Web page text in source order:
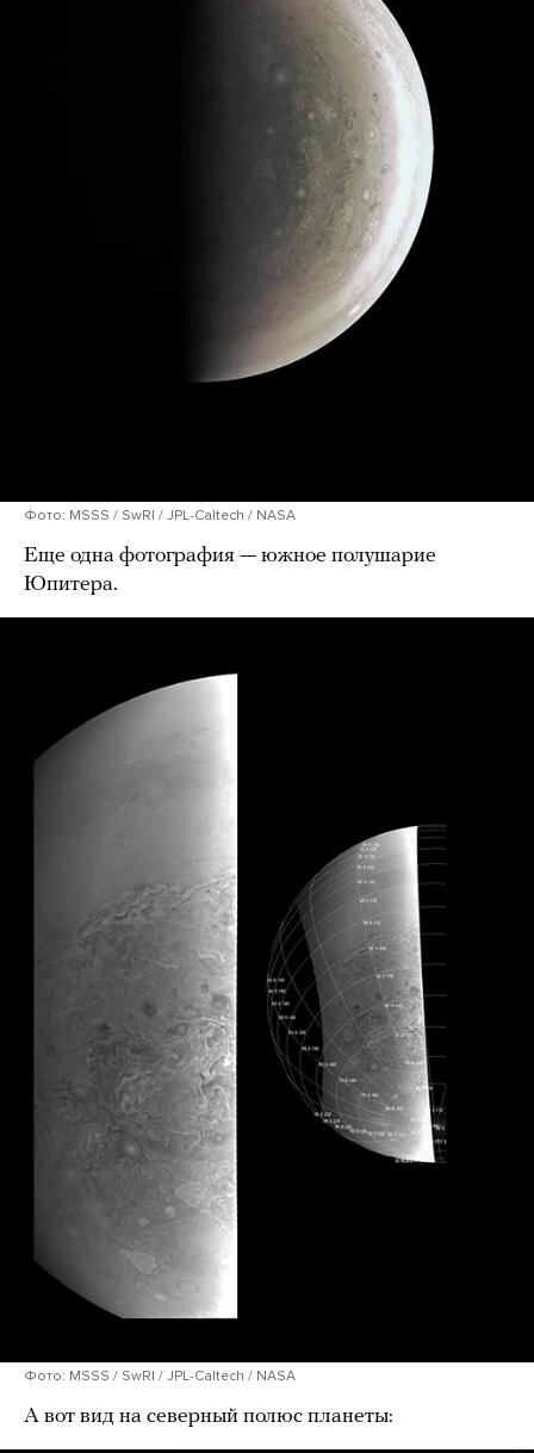
Фото: MSSS / SwRI / JPL-Caltech / NASA
Еще одна фотография — южное полушарие
Юпитера.
Фото: MSSS / SwRI / JPL-Caltech / NASA
А вот вид на северный полюс планеты: